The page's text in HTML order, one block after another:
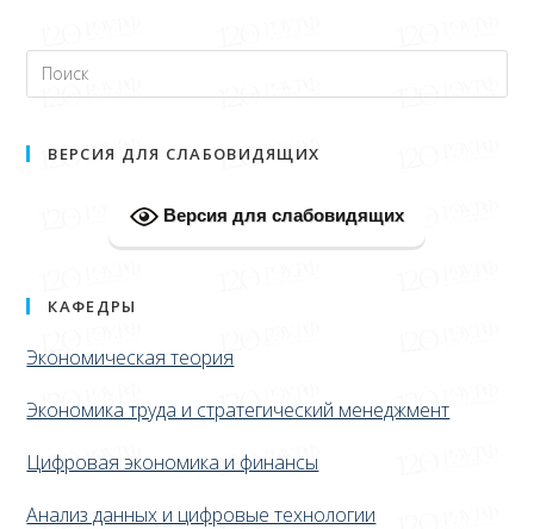
ВЕРСИЯ ДЛЯ СЛАБОВИДЯЩИХ
Версия для слабовидящих
КАФЕДРЫ
Экономическая теория
Экономика труда и стратегический менеджмент
Цифровая экономика и финансы
Анализ данных и цифровые технологии